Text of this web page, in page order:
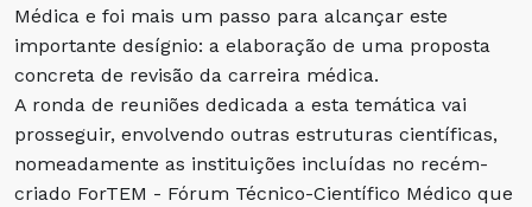
Médica e foi mais um passo para alcançar este
importante desígnio: a elaboração de uma proposta
concreta de revisão da carreira médica.
A ronda de reuniões dedicada a esta temática vai
prosseguir, envolvendo outras estruturas científicas,
nomeadamente as instituições incluídas no recém-
criado ForTEM - Fórum Técnico-Científico Médico que